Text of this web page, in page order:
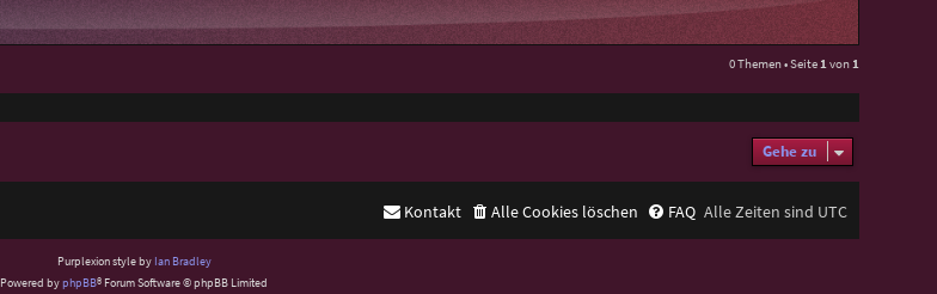
0 Themen • Seite 1 von 1
Gehe zu
Alle Zeiten sind UTC
FAQ
Alle Cookies löschen
Kontakt
Purplexion style by Ian Bradley
Powered byphpBB® Forum Software © phpBB Limited